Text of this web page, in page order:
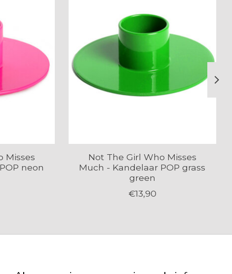
Misses
neon
Not The Girl Who Misses
Much - Kandelaar POP grass
green
€13,90